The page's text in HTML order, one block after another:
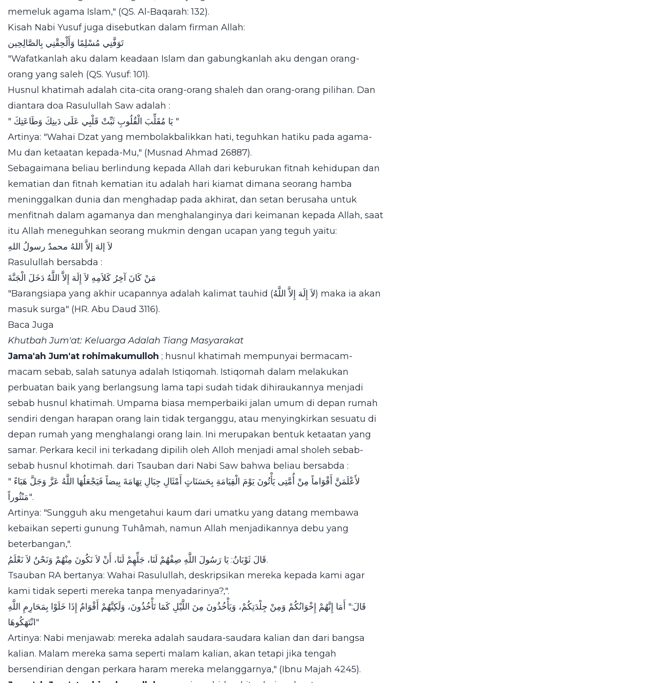
memeluk agama Islam," (QS. Al-Baqarah: 132).
Kisah Nabi Yusuf juga disebutkan dalam firman Allah:
تَوَفَّنِي مُسْلِمًا وَأَلْحِقْنِي بِالصَّالِحِين
"Wafatkanlah aku dalam keadaan Islam dan gabungkanlah aku dengan orang-
orang yang saleh (QS. Yusuf: 101).
Husnul khatimah adalah cita-cita orang-orang shaleh dan orang-orang pilihan. Dan
diantara doa Rasulullah Saw adalah :
" يَا مُقَلِّبَ الْقُلُوبِ ثَبِّتْ قَلْبِي عَلَى دَينِكَ وَطَاعَتِكَ "
Artinya: "Wahai Dzat yang membolakbalikkan hati, teguhkan hatiku pada agama-
Mu dan ketaatan kepada-Mu," (Musnad Ahmad 26887).
Sebagaimana beliau berlindung kepada Allah dari keburukan fitnah kehidupan dan
kematian dan fitnah kematian itu adalah hari kiamat dimana seorang hamba
meninggalkan dunia dan menghadap pada akhirat, dan setan berusaha untuk
menfitnah dalam agamanya dan menghalanginya dari keimanan kepada Allah, saat
itu Allah meneguhkan seorang mukmin dengan ucapan yang teguh yaitu:
لاَ إلهَ إلاَّ اللهُ محمدٌ رسولُ اللهِ
Rasulullah bersabda :
مَنْ كَانَ آخِرُ كَلاَمِهِ لاَ إِلَهَ إِلاَّ اللَّهُ دَخَلَ الْجَنَّةَ
"Barangsiapa yang akhir ucapannya adalah kalimat tauhid (لاَ إِلَهَ إِلاَّ اللَّهُ) maka ia akan
masuk surga" (HR. Abu Daud 3116).
Baca Juga
Khutbah Jum'at: Keluarga Adalah Tiang Masyarakat
Jama'ah Jum'at rohimakumulloh ; husnul khatimah mempunyai bermacam-
macam sebab, salah satunya adalah Istiqomah. Istiqomah dalam melakukan
perbuatan baik yang berlangsung lama tapi sudah tidak dihiraukannya menjadi
sebab husnul khatimah. Umpama biasa memperbaiki jalan umum di depan rumah
sendiri dengan harapan orang lain tidak terganggu, atau menyingkirkan sesuatu di
depan rumah yang menghalangi orang lain. Ini merupakan bentuk ketaatan yang
samar. Perkara kecil ini terkadang dipilih oleh Alloh menjadi amal sholeh sebab-
sebab husnul khotimah. dari Tsauban dari Nabi Saw bahwa beliau bersabda :
" لأَعْلَمَنَّ أَقْوَاماً مِنْ أُمَّتِى يَأْتُونَ يَوْمَ الْقِيَامَةِ بِحَسَنَاتٍ أَمْثَالِ جِبَالِ تِهَامَةَ بِيضاً فَيَجْعَلُهَا اللَّهُ عَزَّ وَجَلَّ هَبَاءً
مَنْثُوراً".
Artinya: "Sungguh aku mengetahui kaum dari umatku yang datang membawa
kebaikan seperti gunung Tuhâmah, namun Allah menjadikannya debu yang
beterbangan,".
قَالَ ثَوْبَانُ: يَا رَسُولَ اللَّهِ صِفْهُمْ لَنَا، جَلِّهِمْ لَنَا، أَنْ لاَ نَكُونَ مِنْهُمْ وَنَحْنُ لاَ نَعْلَمُ.
Tsauban RA bertanya: Wahai Rasulullah, deskripsikan mereka kepada kami agar
kami tidak seperti mereka tanpa menyadarinya?,".
قَالَ:" أَمَا إِنَّهُمْ إِخْوَانُكُمْ وَمِنْ جِلْدَتِكُمْ، وَيَأْخُذُونَ مِنَ اللَّيْلِ كَمَا تَأْخُذُونَ، وَلَكِنَّهُمْ أَقْوَامٌ إِذَا خَلَوْا بِمَحَارِمِ اللَّهِ
انْتَهَكُوهَا"
Artinya: Nabi menjawab: mereka adalah saudara-saudara kalian dan dari bangsa
kalian. Malam mereka sama seperti malam kalian, akan tetapi jika tengah
bersendirian dengan perkara haram mereka melanggarnya," (Ibnu Majah 4245).